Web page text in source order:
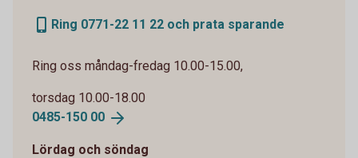
Ring 0771-22 11 22 och prata sparande
Ring oss måndag-fredag 10.00-15.00,
torsdag 10.00-18.00
0485-150 00
Lördag och söndag